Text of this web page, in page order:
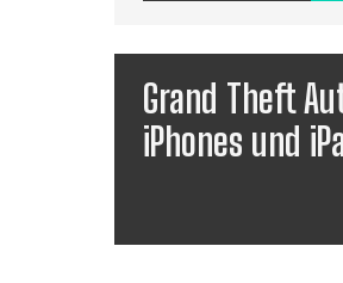
Grand Theft
iPhones und